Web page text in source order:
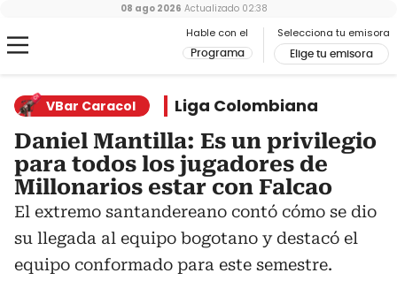
Hable con el
Programa
Selecciona tu emisora
Elige tu emisora
08 ago 2026 Actualizado 02:38
VBar Caracol Liga Colombiana
Daniel Mantilla: Es un privilegio
para todos los jugadores de
Millonarios estar con Falcao
El extremo santandereano contó cómo se dio
su llegada al equipo bogotano y destacó el
equipo conformado para este semestre.